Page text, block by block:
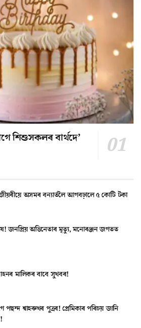
শিশুসকলৰ বাৰ্থদে’
অসমৰ বন্যাৰ্তলৈ আগবঢ়ালে ৫ কোটি টকা
জনপ্ৰিয় অভিনেতাৰ মৃত্যু, মনোৰঞ্জন জগতত
মালিকৰ বাবে সুখবৰ!
পছন্দ শ্বাহৰুখৰ পুত্ৰৰ! প্ৰেমিকাৰ পৰিচয় জানি